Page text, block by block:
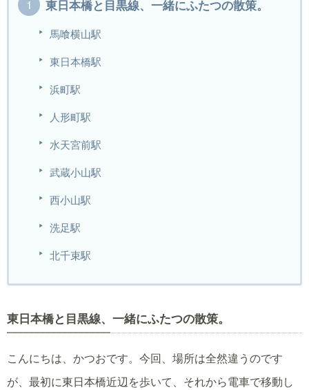
東日本橋と目黒線、一緒にふたつの散策。
馬喰横山駅
東日本橋駅
浜町駅
人形町駅
水天宮前駅
武蔵小山駅
西小山駅
洗足駅
北千束駅
東日本橋と目黒線、一緒にふたつの散策。
こんにちは、かつおです。今回、場所は全然違うのです
が、最初に東日本橋近辺を歩いて、それから電車で移動し